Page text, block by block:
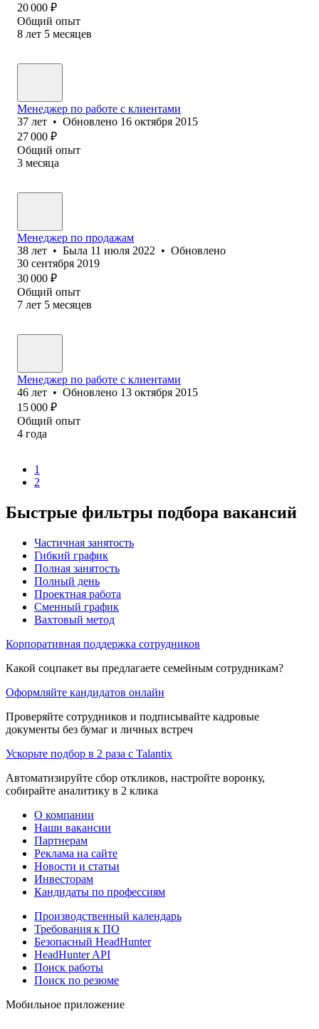
20 000 ₽
Общий опыт
8 лет 5 месяцев
Менеджер по работе с клиентами
37 лет • Обновлено 16 октября 2015
27 000 ₽
Общий опыт
3 месяца
Менеджер по продажам
38 лет • Была 11 июля 2022 • Обновлено
30 сентября 2019
30 000 ₽
Общий опыт
7 лет 5 месяцев
Менеджер по работе с клиентами
46 лет • Обновлено 13 октября 2015
15 000 ₽
Общий опыт
4 года
1
2
Быстрые фильтры подбора вакансий
Частичная занятость
Гибкий график
Полная занятость
Полный день
Проектная работа
Сменный график
Вахтовый метод
Корпоративная поддержка сотрудников
Какой соцпакет вы предлагаете семейным сотрудникам?
Оформляйте кандидатов онлайн
Проверяйте сотрудников и подписывайте кадровые
документы без бумаг и личных встреч
Ускорьте подбор в 2 раза с Talantix
Автоматизируйте сбор откликов, настройте воронку,
собирайте аналитику в 2 клика
О компании
Наши вакансии
Партнерам
Реклама на сайте
Новости и статьи
Инвесторам
Кандидаты по профессиям
Производственный календарь
Требования к ПО
Безопасный HeadHunter
HeadHunter API
Поиск работы
Поиск по резюме
Мобильное приложение